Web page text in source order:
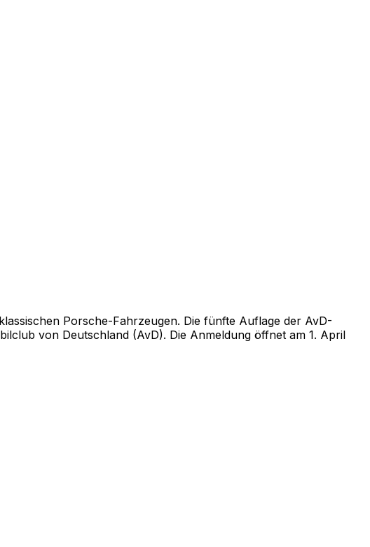
Porsche-Fahrzeugen. Die fünfte Auflage der AvD-
von Deutschland (AvD). Die Anmeldung öffnet am 1. April